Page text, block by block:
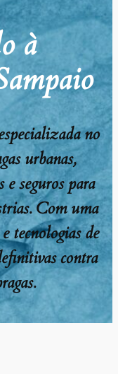
à
no
urbanas,
e seguros para
Com uma
tecnologias de
contra